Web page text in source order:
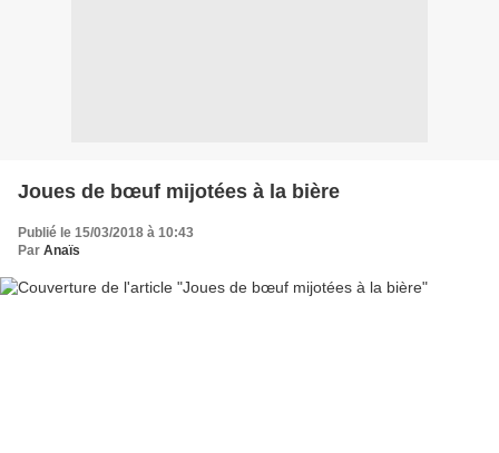
Joues de bœuf mijotées à la bière
Publié le 15/03/2018 à 10:43
Par Anaïs